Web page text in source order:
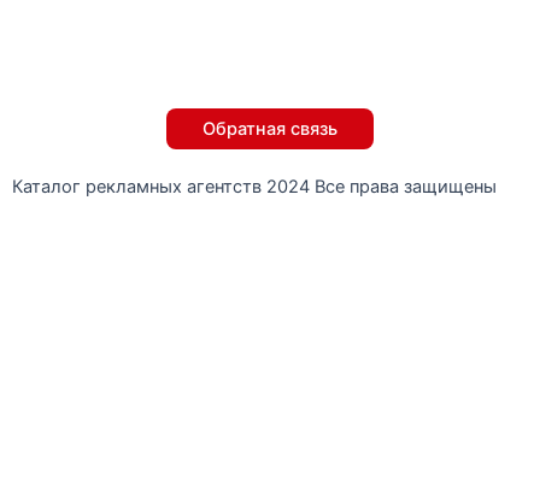
Обратная связь
Каталог рекламных агентств 2024 Все права защищены